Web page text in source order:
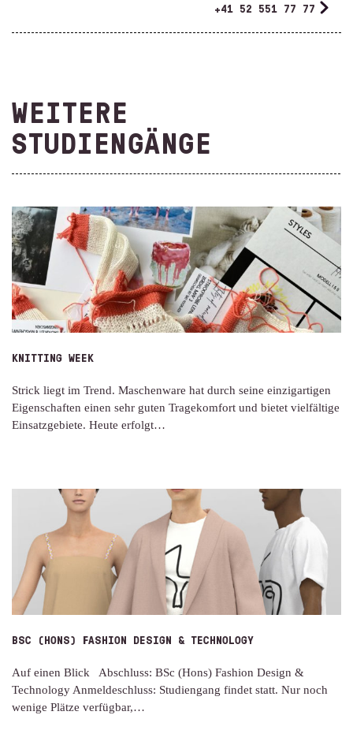
+41 52 551 77 77
WEITERE
STUDIENGÄNGE
KNITTING WEEK
Strick liegt im Trend. Maschenware hat durch seine einzigartigen
Eigenschaften einen sehr guten Tragekomfort und bietet vielfältige
Einsatzgebiete. Heute erfolgt…
BSC (HONS) FASHION DESIGN & TECHNOLOGY
Auf einen Blick Abschluss: BSc (Hons) Fashion Design &
Technology Anmeldeschluss: Studiengang findet statt. Nur noch
wenige Plätze verfügbar,…